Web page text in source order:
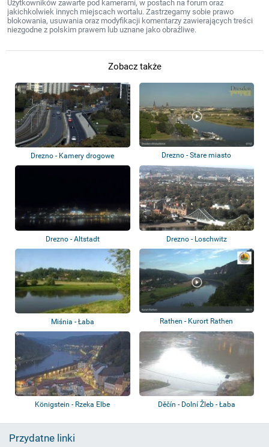
Użytkowników zawarte pod kamerami, w postach na forum oraz
jakichkolwiek innych miejscach wortalu. Zastrzegamy sobie prawo
blokowania, usuwania oraz modyfikacji komentarzy zawierających treści
niezgodne z polskim prawem lub uznane jako obraźliwe.
Zobacz także
Drezno - Kamery drogowe Drezno - Stare miasto
Drezno - Altstadt Drezno - Loschwitz
Miśnia - Łaba Rathen - Kurort Rathen
Königstein - Rzeka Elbe Děčín - Dolní Žleb - Łaba
Przydatne linki